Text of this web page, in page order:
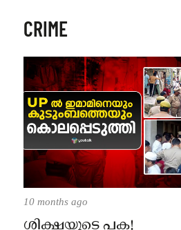
CRIME
10 months ago
ശിക്ഷയുടെ പക!